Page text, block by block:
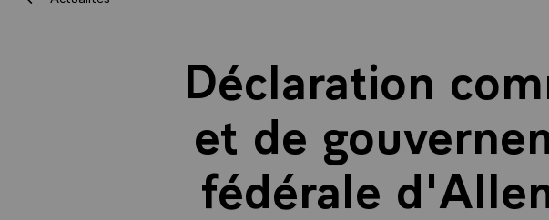
Déclaration
et de
fédérale